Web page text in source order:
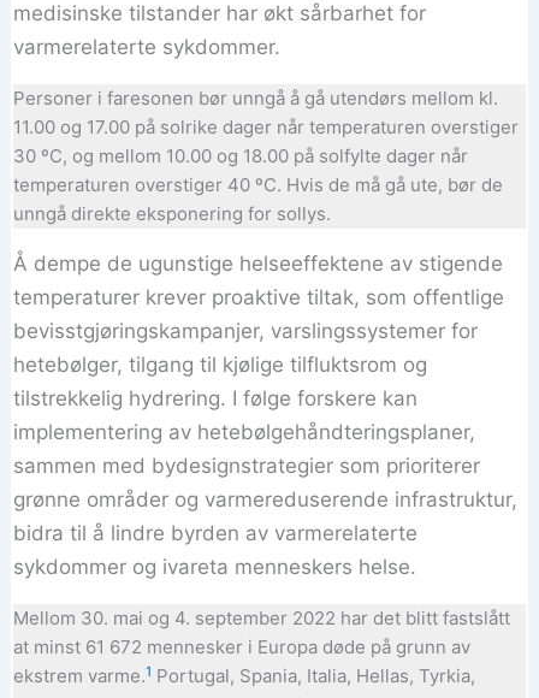
medisinske tilstander har økt sårbarhet for
varmerelaterte sykdommer.
Personer i faresonen bør unngå å gå utendørs mellom kl.
11.00 og 17.00 på solrike dager når temperaturen overstiger
30 ºC, og mellom 10.00 og 18.00 på solfylte dager når
temperaturen overstiger 40 ºC. Hvis de må gå ute, bør de
unngå direkte eksponering for sollys.
Å dempe de ugunstige helseeffektene av stigende
temperaturer krever proaktive tiltak, som offentlige
bevisstgjøringskampanjer, varslingssystemer for
hetebølger, tilgang til kjølige tilfluktsrom og
tilstrekkelig hydrering. I følge forskere kan
implementering av hetebølgehåndteringsplaner,
sammen med bydesignstrategier som prioriterer
grønne områder og varmereduserende infrastruktur,
bidra til å lindre byrden av varmerelaterte
sykdommer og ivareta menneskers helse.
Mellom 30. mai og 4. september 2022 har det blitt fastslått
at minst 61 672 mennesker i Europa døde på grunn av
ekstrem varme.1 Portugal, Spania, Italia, Hellas, Tyrkia,